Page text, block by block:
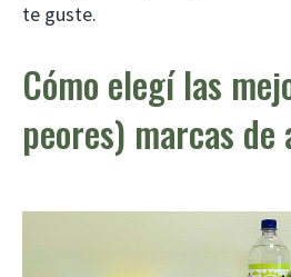
te guste.
Cómo elegí las
peores) marcas